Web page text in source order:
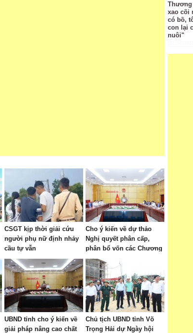
CSGT kịp thời giải cứu
người phụ nữ định nhảy
cầu tự vẫn
Cho ý kiến về dự thảo
Nghị quyết phân cấp,
phân bổ vốn các Chương
trình MTQG giai đoạn
2026 – 2030
UBND tỉnh cho ý kiến về
giải pháp nâng cao chất
Chủ tịch UBND tỉnh Võ
Trọng Hải dự Ngày hội
xao cõi
có bồ,
con lại
nuôi"